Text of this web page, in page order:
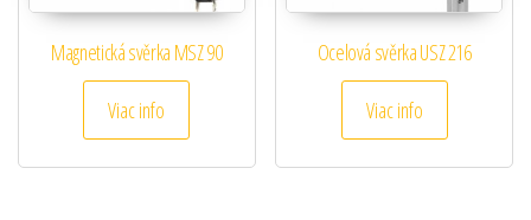
Magnetická svěrka MSZ 90
Viac info
Ocelová svěrka USZ 216
Viac info